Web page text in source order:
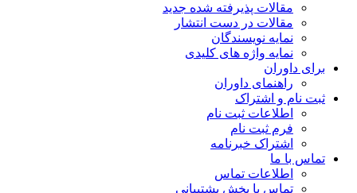
مقالات پذیرفته شده جدید
مقالات در دست انتشار
نمایه نویسندگان
نمایه واژه های کلیدی
برای داوران
راهنمای داوران
ثبت نام و اشتراک
اطلاعات ثبت نام
فرم ثبت نام
اشتراک خبرنامه
تماس با ما
اطلاعات تماس
تماس با بخش پشتیبانی